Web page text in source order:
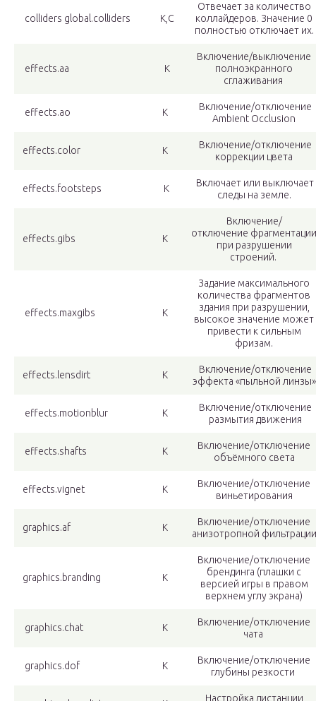
colliders global.colliders К,С
Отвечает за количество
коллайдеров. Значение 0
полностью отключает их.
effects.aa К
Включение/выключение
полноэкранного
сглаживания
effects.ao К
Включение/отключение
Ambient Occlusion
effects.color К
Включение/отключение
коррекции цвета
effects.footsteps К
Включает или выключает
следы на земле.
effects.gibs К
Включение/
отключение фрагментации
при разрушении
строений.
effects.maxgibs К
Задание максимального
количества фрагментов
здания при разрушении,
высокое значение может
привести к сильным
фризам.
effects.lensdirt К
Включение/отключение
эффекта «пыльной линзы»
effects.motionblur К
Включение/отключение
размытия движения
effects.shafts К
Включение/отключение
объёмного света
effects.vignet К
Включение/отключение
виньетирования
graphics.af К
Включение/отключение
анизотропной фильтрации
graphics.branding К
Включение/отключение
брендинга (плашки с
версией игры в правом
верхнем углу экрана)
graphics.chat К
Включение/отключение
чата
graphics.dof К
Включение/отключение
глубины резкости
Настройка дистанции